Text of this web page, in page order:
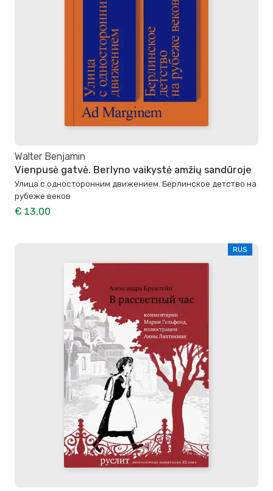
Walter Benjamin
Vienpusė gatvė. Berlyno vaikystė amžių sandūroje
Улица с односторонним движением. Берлинское детство на
рубеже веков
€ 13,00
RUS